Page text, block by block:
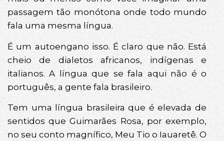
passagem tão monótona onde todo mundo
fala uma mesma língua.
É um autoengano isso. É claro que não. Está
cheio de dialetos africanos, indígenas e
italianos. A língua que se fala aqui não é o
português, a gente fala brasileiro.
Tem uma língua brasileira que é elevada de
sentidos que Guimarães Rosa, por exemplo,
no seu conto magnífico, Meu Tio o Iauaretê. O